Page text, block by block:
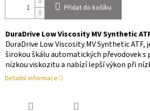
Přidat do košíku
DuraDrive Low Viscosity MV Synthetic
DuraDrive Low Viscosity MV Synthetic ATF,
širokou škálu automatických převodovek s
nízkou viskozitu a nabízí lepší výkon při
Detailní informace